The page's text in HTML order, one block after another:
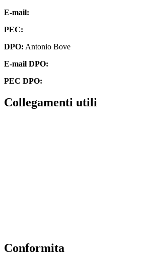
E-mail:
PEC:
DPO: Antonio Bove
E-mail DPO:
PEC DPO:
Collegamenti utili
Conformita